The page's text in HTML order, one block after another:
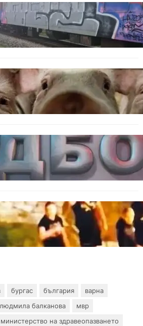
влак София – Варна блъсна и уби
гара Бутово
огнище на африканска
свинете в стопанство край Варна
с мрежа от 14 нелегални
е задържан у нас
в Банско: Имало ли е
от италианските младежи
нападки?
бургас българия
варна
людмила балканова
мвр
министерство на здравеопазването